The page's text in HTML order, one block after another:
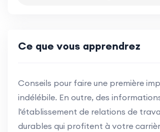
Ce que vous apprendrez
Conseils pour faire une première
indélébile. En outre, des
l'établissement de relations de
durables qui profitent à votre